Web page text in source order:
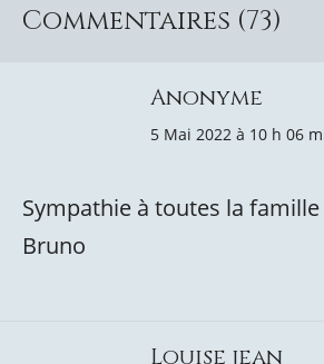
Commentaires (73)
Anonyme
5 Mai 2022 à 10 h 06
Sympathie à toutes la
Bruno
Louise jean